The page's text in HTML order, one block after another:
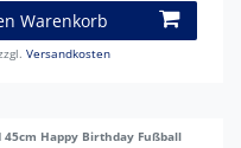
Warenkorb
Versandkosten
Happy Birthday Fußball